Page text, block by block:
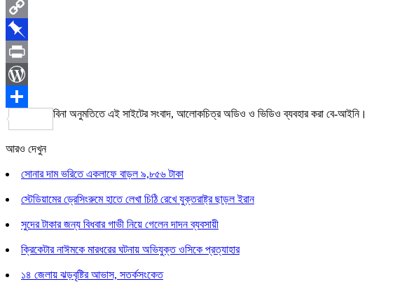
LinkedIn
Copy
Link
Pinboard
Print
WordPress
Share
বিনা অনুমতিতে এই সাইটের সংবাদ, আলোকচিত্র অডিও ও ভিডিও ব্যবহার করা বে-আইনি।
আরও দেখুন
সোনার দাম ভরিতে একলাফে বাড়ল ৯,৮৫৬ টাকা
স্টেডিয়ামের ড্রেসিংরুমে হাতে লেখা চিঠি রেখে যুক্তরাষ্ট্র ছাড়ল ইরান
সুদের টাকার জন্য বিধবার গাভী নিয়ে গেলেন দাদন ব্যবসায়ী
ক্রিকেটার নাঈমকে মারধরের ঘটনায় অভিযুক্ত ওসিকে প্রত্যাহার
১৪ জেলায় ঝড়বৃষ্টির আভাস, সতর্কসংকেত